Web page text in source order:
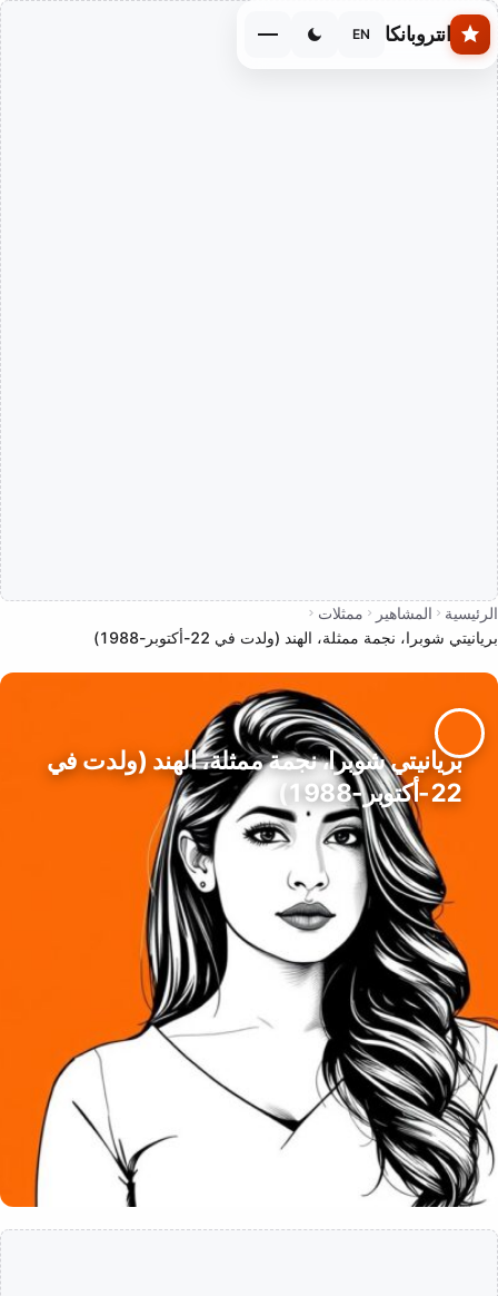
Skip to main content
انتروبانكا EN
الرئيسية المشاهير
ممثلات
بريانيتي شوبرا، نجمة ممثلة، الهند (ولدت في 22-أكتوبر-1988)
بريانيتي شوبرا، نجمة ممثلة، الهند (ولدت في
22-أكتوبر-1988)